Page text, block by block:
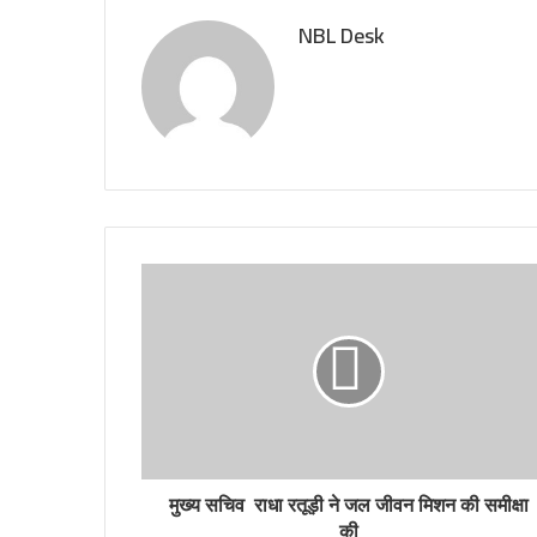
NBL Desk
मुख्य सचिव राधा रतूड़ी ने जल जीवन मिशन की समीक्षा